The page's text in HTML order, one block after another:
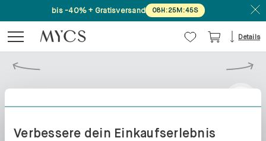
Verbessere dein Einkaufserlebnis
bis -40% + Gratisversand 08H:25M:45S
Details